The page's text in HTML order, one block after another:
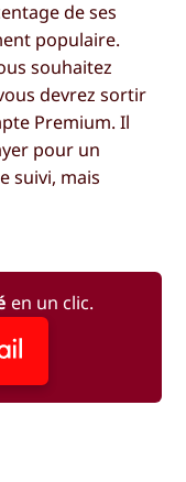
de ses
populaire.
souhaitez
devrez sortir
Premium. Il
pour un
suivi, mais
en un clic.